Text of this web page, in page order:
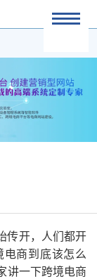
传开，人们都开
商到底该怎么
讲一下跨境电商